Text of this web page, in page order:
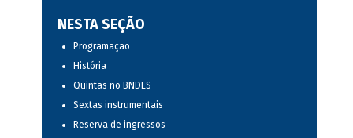
NESTA SEÇÃO
Programação
História
Quintas no BNDES
Sextas instrumentais
Reserva de ingressos